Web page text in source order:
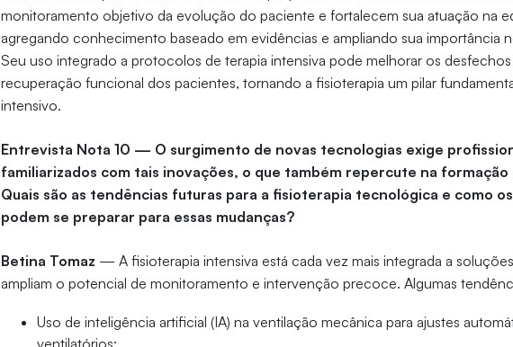
monitoramento objetivo da evolução do paciente e fortalecem sua atuação na
agregando conhecimento baseado em evidências e ampliando sua importância
Seu uso integrado a protocolos de terapia intensiva pode melhorar os
recuperação funcional dos pacientes, tornando a fisioterapia um pilar
intensivo.
Entrevista Nota 10 — O surgimento de novas tecnologias exige
familiarizados com tais inovações, o que também repercute na
Quais são as tendências futuras para a fisioterapia tecnológica e como
podem se preparar para essas mudanças?
Betina Tomaz — A fisioterapia intensiva está cada vez mais integrada a
ampliam o potencial de monitoramento e intervenção precoce. Algumas
Uso de inteligência artificial (IA) na ventilação mecânica para ajustes